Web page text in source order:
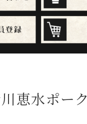
恵水ポーク